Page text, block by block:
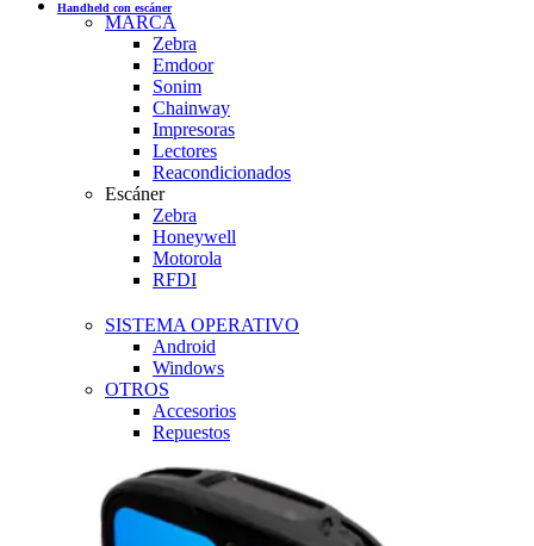
Handheld con escáner
MARCA
Zebra
Emdoor
Sonim
Chainway
Impresoras
Lectores
Reacondicionados
Escáner
Zebra
Honeywell
Motorola
RFDI
SISTEMA OPERATIVO
Android
Windows
OTROS
Accesorios
Repuestos